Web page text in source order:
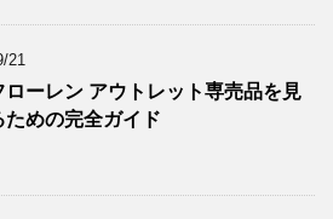
21
ローレン アウトレット専売品を見
ための完全ガイド